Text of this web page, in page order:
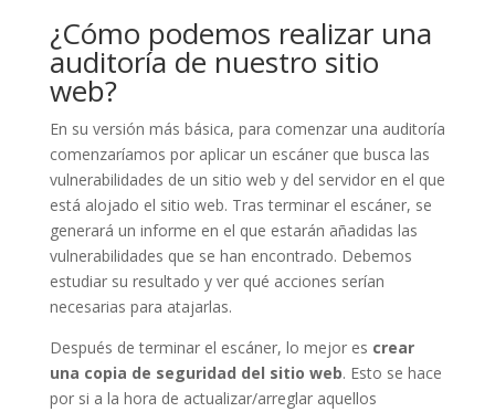
¿Cómo podemos realizar una
auditoría de nuestro sitio
web?
En su versión más básica, para comenzar una auditoría
comenzaríamos por aplicar un escáner que busca las
vulnerabilidades de un sitio web y del servidor en el que
está alojado el sitio web. Tras terminar el escáner, se
generará un informe en el que estarán añadidas las
vulnerabilidades que se han encontrado. Debemos
estudiar su resultado y ver qué acciones serían
necesarias para atajarlas.
Después de terminar el escáner, lo mejor es crear
una copia de seguridad del sitio web. Esto se hace
por si a la hora de actualizar/arreglar aquellos